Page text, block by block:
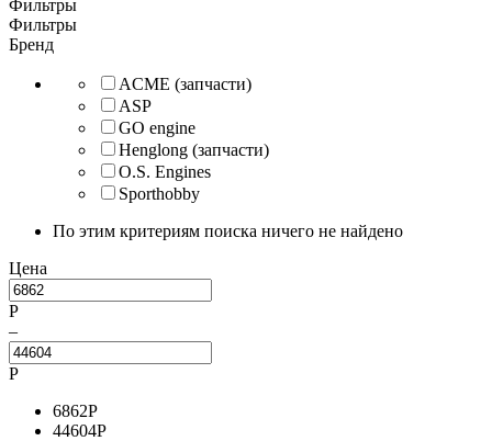
Фильтры
Фильтры
Бренд
ACME (запчасти)
ASP
GO engine
Henglong (запчасти)
O.S. Engines
Sporthobby
По этим критериям поиска ничего не найдено
Цена
Р
–
Р
6862Р
44604Р